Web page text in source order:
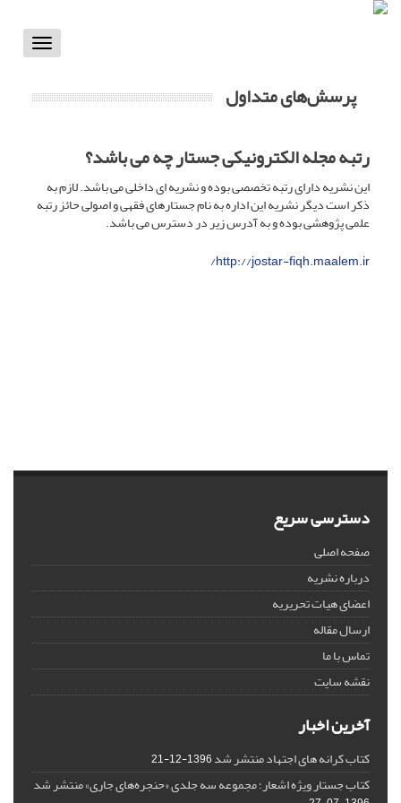
Toggle
پرسش‌های متداول
رتبه مجله الکترونیکی جستار چه می باشد؟
این نشریه دارای رتبه تخصصی بوده و نشریه ای داخلی می باشد. لازم به
ذکر است دیگر نشریه این اداره به نام جستارهای فقهی و اصولی حائز رتبه
علمی پژوهشی بوده و به آدرس زیر در دسترس می باشد.
http://jostar-fiqh.maalem.ir/
دسترسی سریع
صفحه اصلی
درباره نشریه
اعضای هیات تحریریه
ارسال مقاله
تماس با ما
نقشه سایت
آخرین اخبار
کتاب کرانه های اجتهاد منتشر شد1396-12-21
کتاب جستار ویژه اشعار؛ مجموعه سه جلدی «حنجره‌های جاری» منتشر شد